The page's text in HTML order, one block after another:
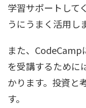
学習サポートして
うにうまく活用し
また、CodeCamp
を受講するために
かります。投資と
す。